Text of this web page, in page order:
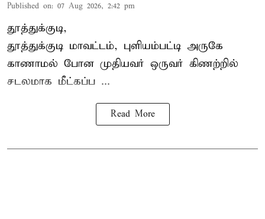
Published on: 07 Aug 2026, 2:42 pm
தூத்துக்குடி,
தூத்துக்குடி மாவட்டம், புளியம்பட்டி அருகே
காணாமல் போன முதியவர் ஒருவர் கிணற்றில்
சடலமாக மீட்கப்ப ...
Read More